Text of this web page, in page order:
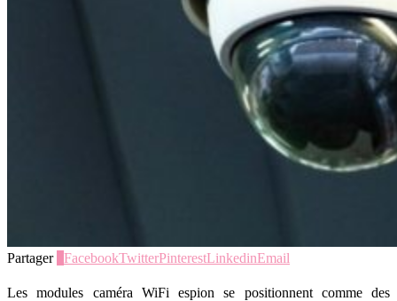
Partager FacebookTwitterPinterestLinkedinEmail
Les modules caméra WiFi espion se positionnent comme des